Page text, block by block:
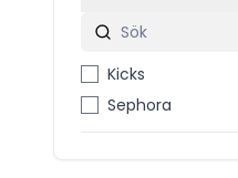
Kicks
Sephora